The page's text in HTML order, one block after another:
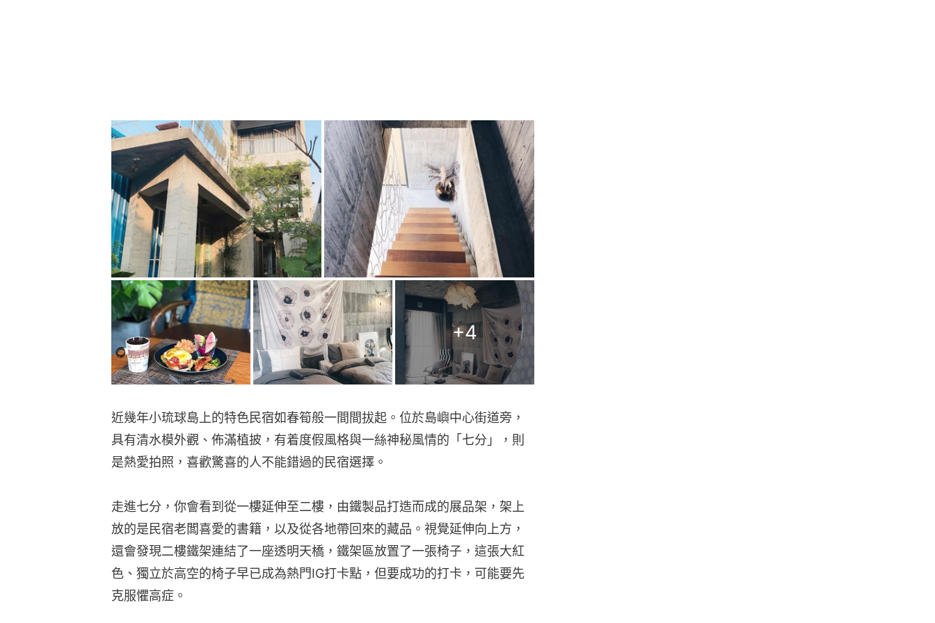
+4
近幾年小琉球島上的特色民宿如春筍般一間間拔起。位於島嶼中心街道旁，
具有清水模外觀、佈滿植披，有着度假風格與一絲神秘風情的「七分」，則
是熱愛拍照，喜歡驚喜的人不能錯過的民宿選擇。
走進七分，你會看到從一樓延伸至二樓，由鐵製品打造而成的展品架，架上
放的是民宿老闆喜愛的書籍，以及從各地帶回來的藏品。視覺延伸向上方，
還會發現二樓鐵架連結了一座透明天橋，鐵架區放置了一張椅子，這張大紅
色、獨立於高空的椅子早已成為熱門IG打卡點，但要成功的打卡，可能要先
克服懼高症。